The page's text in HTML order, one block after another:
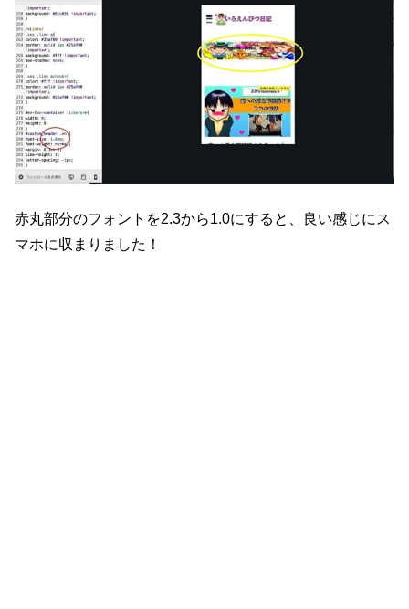
赤丸部分のフォントを2.3から1.0にすると、良い感じにス
マホに収まりました！